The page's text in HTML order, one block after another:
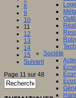
Société
8
9
10
11
12
13
14
15
Suivant
Page 11 sur 48